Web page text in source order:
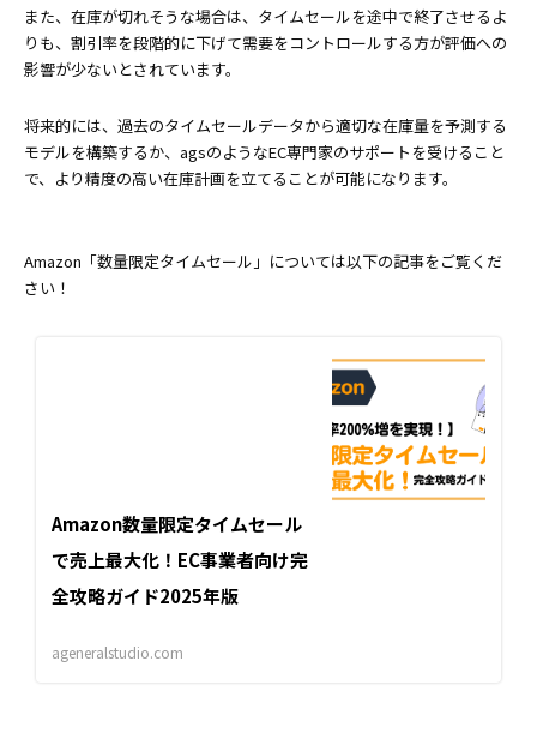
また、在庫が切れそうな場合は、タイムセールを途中で終了させるよ
りも、割引率を段階的に下げて需要をコントロールする方が評価への
影響が少ないとされています。
将来的には、過去のタイムセールデータから適切な在庫量を予測する
モデルを構築するか、agsのようなEC専門家のサポートを受けること
で、より精度の高い在庫計画を立てることが可能になります。
Amazon「数量限定タイムセール」については以下の記事をご覧くだ
さい！
Amazon数量限定タイムセール
で売上最大化！EC事業者向け完
全攻略ガイド2025年版
ageneralstudio.com